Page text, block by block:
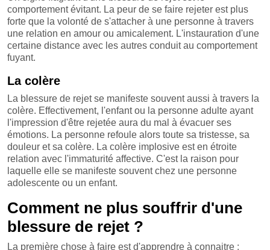
comportement évitant. La peur de se faire rejeter est plus
forte que la volonté de s'attacher à une personne à travers
une relation en amour ou amicalement. L'instauration d'une
certaine distance avec les autres conduit au comportement
fuyant.
La colère
La blessure de rejet se manifeste souvent aussi à travers la
colère. Effectivement, l'enfant ou la personne adulte ayant
l'impression d'être rejetée aura du mal à évacuer ses
émotions. La personne refoule alors toute sa tristesse, sa
douleur et sa colère. La colère implosive est en étroite
relation avec l'immaturité affective. C'est la raison pour
laquelle elle se manifeste souvent chez une personne
adolescente ou un enfant.
Comment ne plus souffrir d'une
blessure de rejet ?
La première chose à faire est d'apprendre à connaitre :